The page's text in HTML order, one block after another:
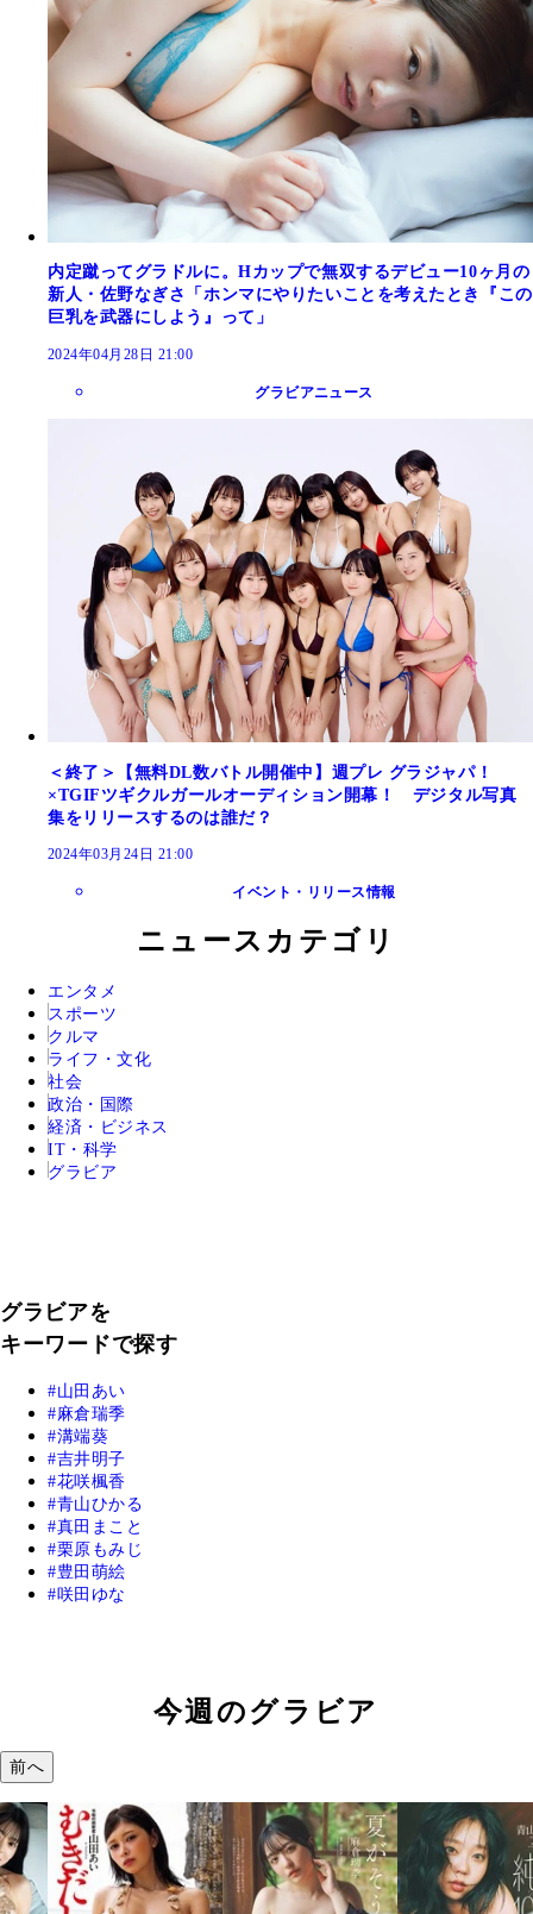
内定蹴ってグラドルに。Hカップで無双するデビュー10ヶ月の
新人・佐野なぎさ「ホンマにやりたいことを考えたとき『この
巨乳を武器にしよう』って」
2024年04月28日 21:00
グラビアニュース
＜終了＞【無料DL数バトル開催中】週プレ グラジャパ！
×TGIFツギクルガールオーディション開幕！ デジタル写真
集をリリースするのは誰だ？
2024年03月24日 21:00
イベント・リリース情報
ニュースカテゴリ
エンタメ
スポーツ
クルマ
ライフ・文化
社会
政治・国際
経済・ビジネス
IT・科学
グラビア
グラビアを
キーワードで探す
山田あい
麻倉瑞季
溝端葵
吉井明子
花咲楓香
青山ひかる
真田まこと
栗原もみじ
豊田萌絵
咲田ゆな
今週のグラビア
前へ